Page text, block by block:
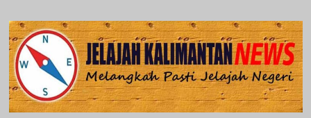
to
content